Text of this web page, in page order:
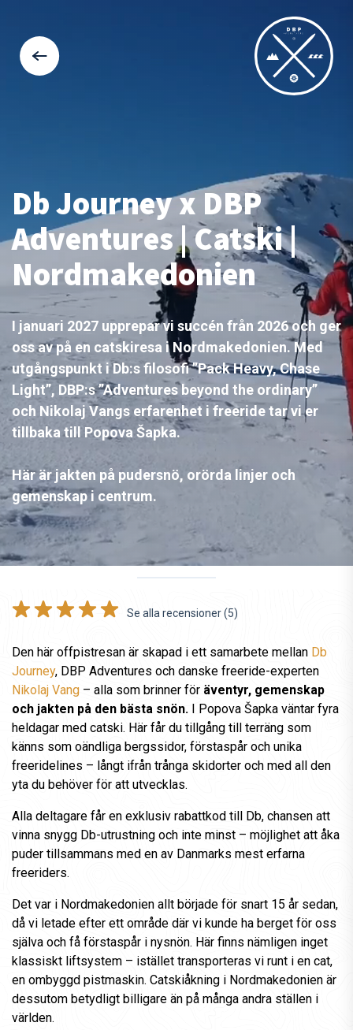
Db Journey x DBP
Adventures | Catski |
Nordmakedonien
I januari 2027 upprepar vi succén från 2026 och ger
oss av på en catskiresa i Nordmakedonien. Med
utgångspunkt i Db:s filosofi ”Pack Heavy, Chase
Light”, DBP:s ”Adventures beyond the ordinary”
och Nikolaj Vangs erfarenhet i freeride tar vi er
tillbaka till Popova Šapka.
Här är jakten på pudersnö, orörda linjer och
gemenskap i centrum.
Se alla recensioner (5)
Den här offpistresan är skapad i ett samarbete mellan Db
Journey, DBP Adventures och danske freeride-experten
Nikolaj Vang – alla som brinner för äventyr, gemenskap
och jakten på den bästa snön. I Popova Šapka väntar fyra
heldagar med catski. Här får du tillgång till terräng som
känns som oändliga bergssidor, förstaspår och unika
freeridelines – långt ifrån trånga skidorter och med all den
yta du behöver för att utvecklas.
Alla deltagare får en exklusiv rabattkod till Db, chansen att
vinna snygg Db-utrustning och inte minst – möjlighet att åka
puder tillsammans med en av Danmarks mest erfarna
freeriders.
Det var i Nordmakedonien allt började för snart 15 år sedan,
då vi letade efter ett område där vi kunde ha berget för oss
själva och få förstaspår i nysnön. Här finns nämligen inget
klassiskt liftsystem – istället transporteras vi runt i en cat,
en ombyggd pistmaskin. Catskiåkning i Nordmakedonien är
dessutom betydligt billigare än på många andra ställen i
världen.